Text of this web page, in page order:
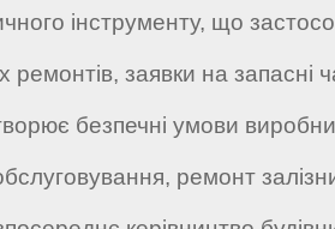
інструменту, що
заявки на
безпечні умови
ремонт